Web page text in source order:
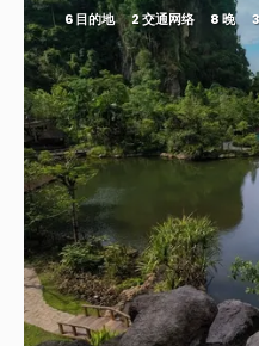
6 目的地 2 交通网络 8 晚